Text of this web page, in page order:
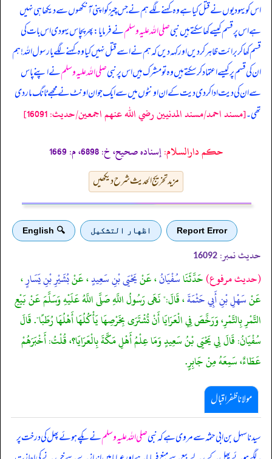
اس کو یہو دیوں نے قتل کیا ہے وہ کہنے لگے ہم نے جس چیز کو اپنی آنکھوں سے دیکھا ہی نہیں
ہے اس پر قسم کیسے کھا سکتے ہیں نبیصلی اللہ علیہ وسلمنے فرمایا: پھر پچاس یہو دی اس بات کی
قسم کھا کر برائت ظاہر کر دیں اور کہہ دیں کہ ہم نے اسے قتل نہیں کیا وہ کہنے لگے یا رسول اللہ! ہم
ان کی قسم پر کیسے اعتماد کر سکتے ہیں وہ تو مشرک ہیں اس پر نبیصلی اللہ علیہ وسلمنے اپنے پاس
سے ان کی دیت ادا کر دی دیت کے ان اونٹوں میں سے ایک جوان اونٹ نے مجھے ٹانگ مار دی
تھی۔[مسند احمد/مسند المدنيين رضي الله عنهم اجمعين/حدیث: 16091]
حکم دارالسلام:إسناده صحيح، خ: 6898، م: 1669
مزید تخریج الحدیث شرح دیکھیں
Report Error اظهار التشكيل 🔍 English
حدیث نمبر: 16092
(حديث مرفوع)حَدَّثَنَاسُفْيَانُ، عَنْيَحْيَى بْنِ سَعِيدٍ، عَنْبُشَيْرِ بْنِ يَسَارٍ،
عَنْسَهْلِ بْنِ أَبِي حَثْمَةَ، قَالَ:" نَهَى رَسُولُ اللَّهِ صَلَّى اللَّهُ عَلَيْهِ وَسَلَّمَ عَنْ بَيْعِ
التَّمْرِ بِالتَّمْرِ، وَرَخَّصَ فِي الْعَرَايَا أَنْ تُشْتَرَى بِخَرْصِهَا يَأْكُلُهَا أَهْلُهَا رُطَبًا". قَالَ
سُفْيَانُ: قَالَ لِي يَحْيَى بْنُ سَعِيدٍ وَمَا عِلْمُ أَهْلِ مَكَّةَ بِالْعَرَايَا؟، قُلْتُ: أَخْبَرَهُمْ
عَطَاءٌ، سَمِعَهُ مِنْ جَابِرٍ.
مولانا ظفر اقبال
سیدنا سہل بن ابی حثمہ سے مروی ہے کہ نبیصلی اللہ علیہ وسلمنے پکے ہوئے پھل کی درخت پر